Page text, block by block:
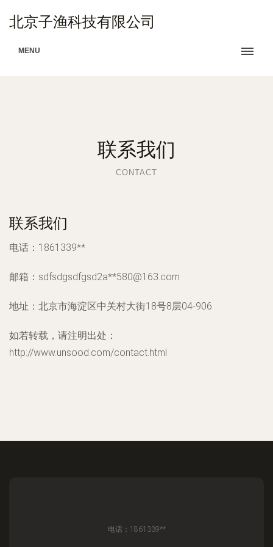
北京子渔科技有限公司
MENU
联系我们
CONTACT
联系我们
电话：1861339**
邮箱：sdfsdgsdfgsd2a**580@163.com
地址：北京市海淀区中关村大街18号8层04-906
如若转载，请注明出处：
http://www.unsood.com/contact.html
电话：1861339**